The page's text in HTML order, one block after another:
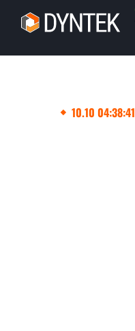
10.10 04:38:41